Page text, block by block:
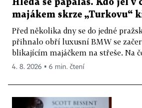
Hledá se papaláš. Kdo jel v
majákem skrze „Turkovu“
Před několika dny se do jedné
přihnalo obří luxusní BMW se
blikajícím majáčkem na střeše. Na
4. 8. 2026 ▪ 6 min. čtení